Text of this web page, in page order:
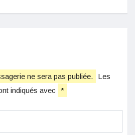
ne sera pas publiée.
Les
indiqués avec
*